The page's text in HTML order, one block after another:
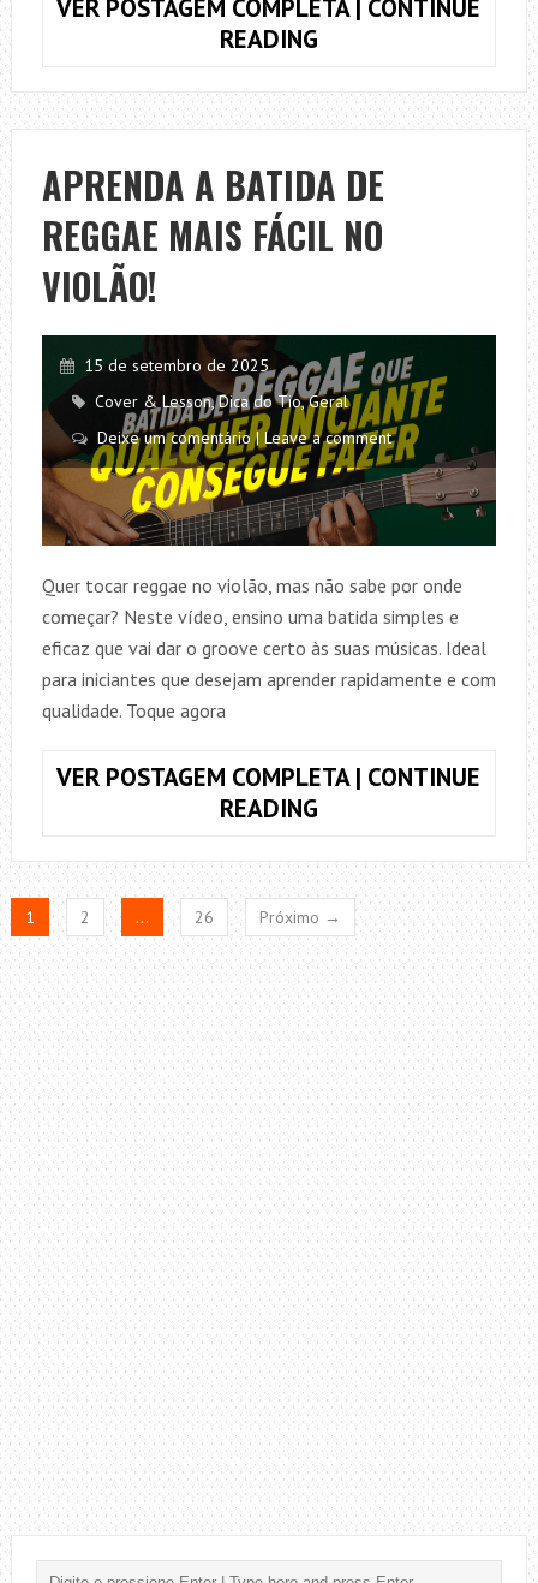
VER POSTAGEM COMPLETA | CONTINUE
READINGSE
PEDIR
CÊ
VOLTA
(JORGE
E
MATEUS)
–
ACORDES
E
CIFRA
TOCADOS
JUNTO
COM
MÚSICA
APRENDA A BATIDA DE
REGGAE MAIS FÁCIL NO
VIOLÃO!
15 de setembro de 2025
Cover & Lesson,Dica do Tio,Geral
Deixe um comentário | Leave a comment
Quer tocar reggae no violão, mas não sabe por onde
começar? Neste vídeo, ensino uma batida simples e
eficaz que vai dar o groove certo às suas músicas. Ideal
para iniciantes que desejam aprender rapidamente e com
qualidade. Toque agora
VER POSTAGEM COMPLETA | CONTINUE
READINGAPRENDA
BATIDA
DE
REGGAE
MAIS
FÁCIL
NO
VIOLÃO!
1 2 … 26 Próximo →